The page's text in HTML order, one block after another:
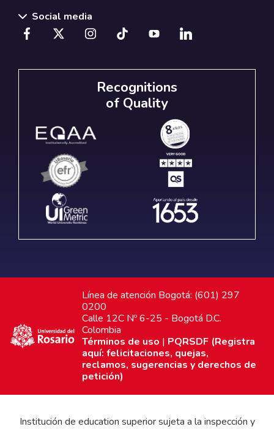
Social media
Recognitions
of Quality
Línea de atención Bogotá: (601) 297
0200
Calle 12C Nº 6-25 - Bogotá D.C.
Colombia
Términos de uso | PQRSDF (Registra
aquí: felicitaciones, quejas,
reclamos, sugerencias y derechos de
petición)
Institución de education superior sujeta a la inspección y